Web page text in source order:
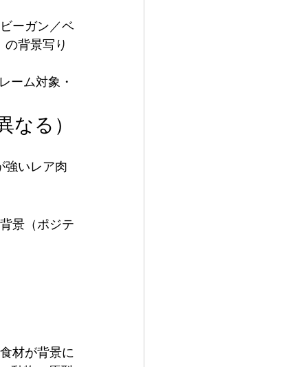
ーガン／ベ
背景写り
ーム対象・
る）
強いレア肉
景（ポジテ
材が背景に